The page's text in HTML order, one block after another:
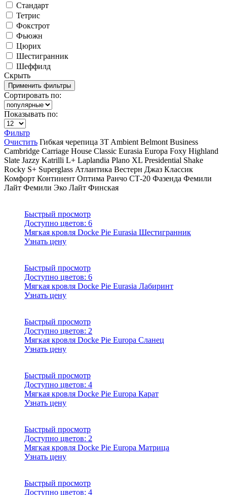
Стандарт
Тетрис
Фокстрот
Фьюжн
Цюрих
Шестигранник
Шеффилд
Скрыть
Сортировать по:
Показывать по:
Фильтр
Очистить Гибкая черепица 3T Ambient Belmont Business
Cambridge Carriage House Classic Eurasia Europa Foxy Highland
Slate Jazzy Katrilli L+ Laplandia Plano XL Presidential Shake
Rocky S+ Superglass Атлантика Вестерн Джаз Классик
Комфорт Континент Оптима Ранчо СТ-20 Фазенда Фемили
Лайт Фемили Эко Лайт Финская
Быстрый просмотр
Доступно цветов: 6
Мягкая кровля Docke Pie Eurasia Шестигранник
Узнать цену
Быстрый просмотр
Доступно цветов: 6
Мягкая кровля Docke Pie Eurasia Лабиринт
Узнать цену
Быстрый просмотр
Доступно цветов: 2
Мягкая кровля Docke Pie Europa Сланец
Узнать цену
Быстрый просмотр
Доступно цветов: 4
Мягкая кровля Docke Pie Europa Карат
Узнать цену
Быстрый просмотр
Доступно цветов: 2
Мягкая кровля Docke Pie Europa Матрица
Узнать цену
Быстрый просмотр
Доступно цветов: 4